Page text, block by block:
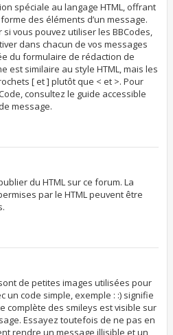
spéciale au langage HTML, offrant
des éléments d’un message.
vous pouvez utiliser les BBCodes,
dans chacun de vos messages
du formulaire de rédaction de
est similaire au style HTML, mais les
[ et ] plutôt que < et >. Pour
consultez le guide accessible
message.
du HTML sur ce forum. La
par le HTML peuvent être
de petites images utilisées pour
un code simple, exemple : :) signifie
complète des smileys est visible sur
Essayez toutefois de ne pas en
rendre un message illisible et un